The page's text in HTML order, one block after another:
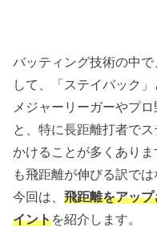
バッティング技術の中
して、「ステイバック
メジャーリーガーやプ
と、特に長距離打者で
かけることが多くあり
も飛距離が伸びる訳で
今回は、飛距離をアッ
イントを紹介します。